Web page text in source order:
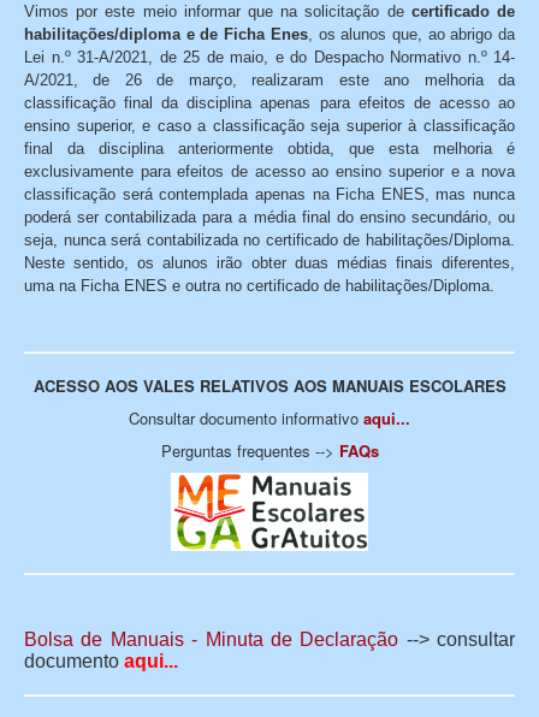
Vimos por este meio informar que na solicitação de certificado de
habilitações/diploma e de Ficha Enes, os alunos que, ao abrigo da
Lei n.º 31-A/2021, de 25 de maio, e do Despacho Normativo n.º 14-
A/2021, de 26 de março, realizaram este ano melhoria da
classificação final da disciplina apenas para efeitos de acesso ao
ensino superior, e caso a classificação seja superior à classificação
final da disciplina anteriormente obtida, que esta melhoria é
exclusivamente para efeitos de acesso ao ensino superior e a nova
classificação será contemplada apenas na Ficha ENES, mas nunca
poderá ser contabilizada para a média final do ensino secundário, ou
seja, nunca será contabilizada no certificado de habilitações/Diploma.
Neste sentido, os alunos irão obter duas médias finais diferentes,
uma na Ficha ENES e outra no certificado de habilitações/Diploma.
ACESSO AOS VALES RELATIVOS AOS MANUAIS ESCOLARES
Consultar documento informativo aqui...
Perguntas frequentes --> FAQs
Bolsa de Manuais - Minuta de Declaração --> consultar
documento aqui...